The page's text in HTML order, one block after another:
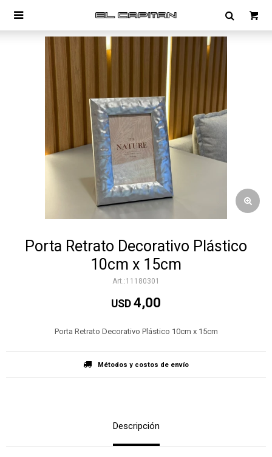

Porta Retrato Decorativo Plástico
10cm x 15cm
11180301
USD 4,00
Porta Retrato Decorativo Plástico 10cm x 15cm
Métodos y costos de envío
Descripción